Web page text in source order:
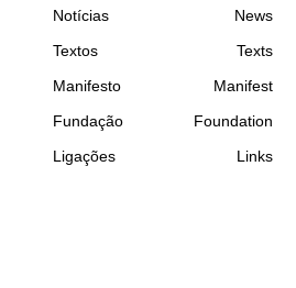
Notícias
News
Textos
Texts
Manifesto
Manifest
Fundação
Foundation
Ligações
Links